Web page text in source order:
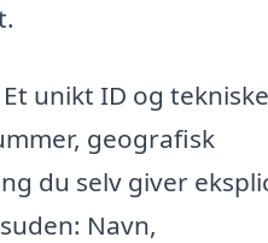
unikt ID og tekniske
geografisk
du selv giver
Navn,